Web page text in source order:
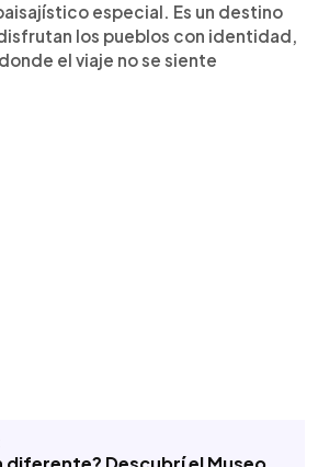
especial. Es un destino
los pueblos con identidad,
el viaje no se siente